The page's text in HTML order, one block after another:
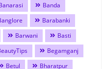
Banda
Barabanki
Barwani
Basti
Begamganj
Betul
Bharatpur